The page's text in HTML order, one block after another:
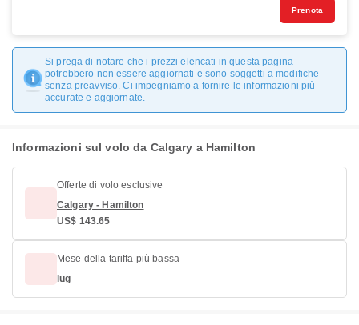
Prenota
Si prega di notare che i prezzi elencati in questa pagina
potrebbero non essere aggiornati e sono soggetti a modifiche
senza preavviso. Ci impegniamo a fornire le informazioni più
accurate e aggiornate.
Informazioni sul volo da Calgary a Hamilton
Offerte di volo esclusive
Calgary - Hamilton
US$ 143.65
Mese della tariffa più bassa
lug